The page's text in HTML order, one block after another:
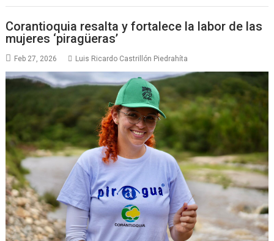
Corantioquia resalta y fortalece la labor de las
mujeres ‘piragüeras’
Feb 27, 2026 Luis Ricardo Castrillón Piedrahíta